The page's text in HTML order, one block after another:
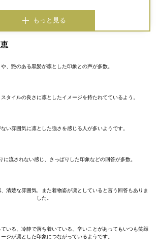
もっと見る
、艶のある黒髪が凛とした印象との声が多数。
タイルの良さに凛としたイメージを持たれてているよう。
い雰囲気に凛とした強さを感じる人が多いようです。
に流されない感じ、さっぱりした印象などの回答が多数。
、清楚な雰囲気、また着物姿が凛としていると言う回答もありま
した。
いる、冷静で落ち着いている、辛いことがあってもいつも笑顔
ジが凛とした印象につながっているようです。